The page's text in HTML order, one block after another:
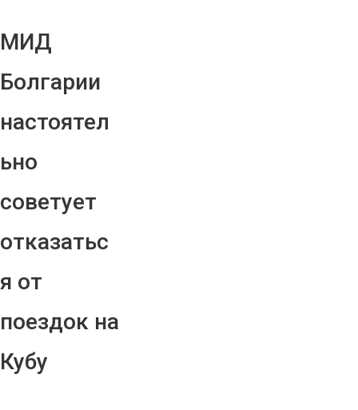
МИД
Болгарии
настоятел
ьно
советует
отказатьс
я от
поездок на
Кубу